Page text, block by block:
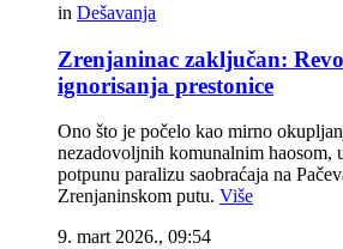
in Dešavanja
Zrenjaninac zaključan:
ignorisanja prestonice
Ono što je počelo kao mirno
nezadovoljnih komunalnim haosom,
potpunu paralizu saobraćaja na
Zrenjaninskom putu. Više
9. mart 2026., 09:54